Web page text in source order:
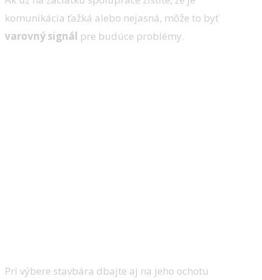
komunikácia ťažká alebo nejasná, môže to byť
varovný signál pre budúce problémy.
Pri výbere stavbára dbajte aj na jeho ochotu